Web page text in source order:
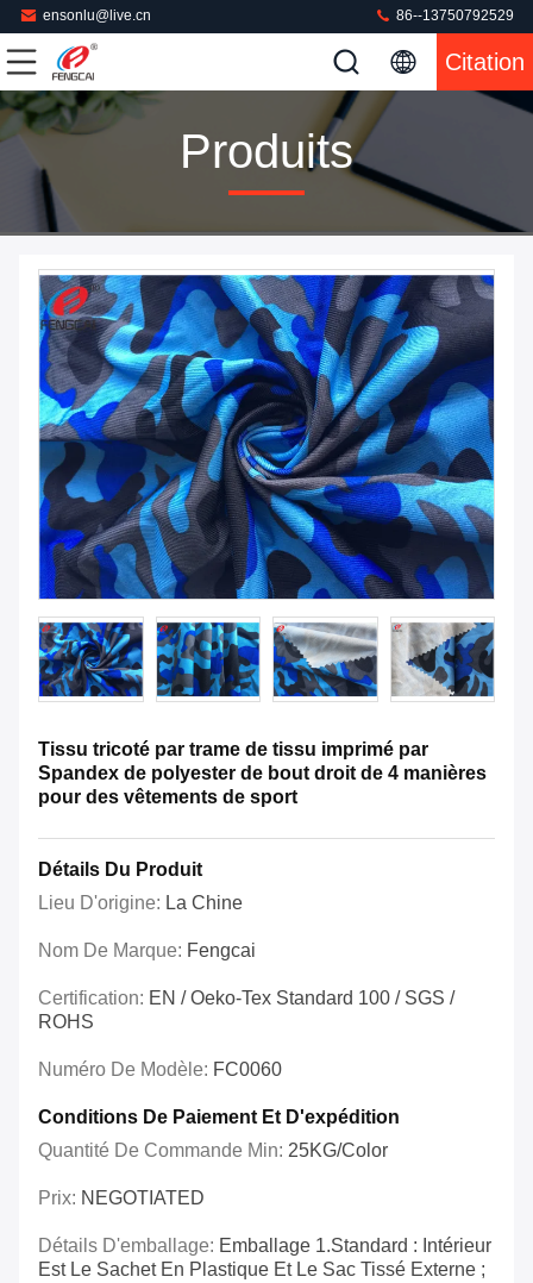
ensonlu@live.cn 86--13750792529
Citation
Produits
Tissu tricoté par trame de tissu imprimé par
Spandex de polyester de bout droit de 4 manières
pour des vêtements de sport
Détails Du Produit
Lieu D'origine: La Chine
Nom De Marque: Fengcai
Certification: EN / Oeko-Tex Standard 100 / SGS /
ROHS
Numéro De Modèle: FC0060
Conditions De Paiement Et D'expédition
Quantité De Commande Min: 25KG/Color
Prix: NEGOTIATED
Détails D'emballage: Emballage 1.Standard : Intérieur
Est Le Sachet En Plastique Et Le Sac Tissé Externe ;